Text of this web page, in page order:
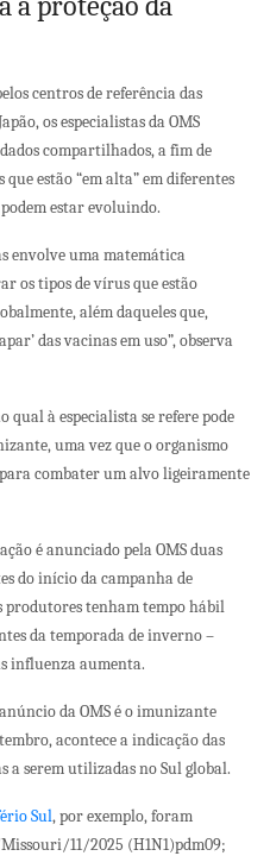
centros de referência das
os especialistas da OMS
compartilhados, a fim de
estão “em alta” em diferentes
estar evoluindo.
envolve uma matemática
os tipos de vírus que estão
além daqueles que,
das vacinas em uso”, observa
qual à especialista se refere pode
uma vez que o organismo
combater um alvo ligeiramente
é anunciado pela OMS duas
do início da campanha de
produtores tenham tempo hábil
da temporada de inverno –
influenza aumenta.
da OMS é o imunizante
acontece a indicação das
a serem utilizadas no Sul global.
Sul, por exemplo, foram
11/2025 (H1N1)pdm09;